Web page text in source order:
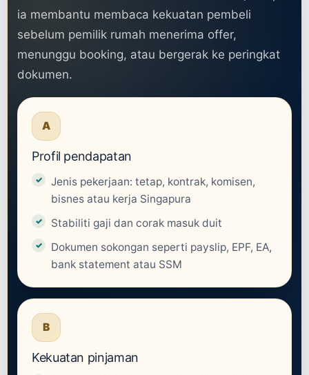
ia membantu membaca kekuatan pembeli
sebelum pemilik rumah menerima offer,
menunggu booking, atau bergerak ke peringkat
dokumen.
A
Profil pendapatan
Jenis pekerjaan: tetap, kontrak, komisen,
bisnes atau kerja Singapura
Stabiliti gaji dan corak masuk duit
Dokumen sokongan seperti payslip, EPF, EA,
bank statement atau SSM
B
Kekuatan pinjaman